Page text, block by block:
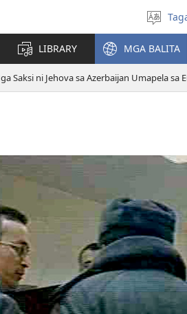
ng
LIBRARY MGA BALITA
Saksi ni Jehova sa Azerbaijan Umapela